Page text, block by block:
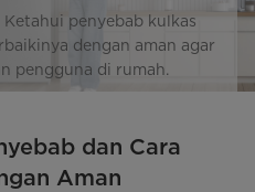
penyebab kulkas
dengan aman agar
pengguna di rumah.
dan Cara
Aman